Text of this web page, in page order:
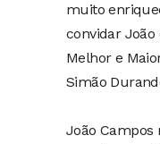
muito
convidar João
Melhor e
Simão
João